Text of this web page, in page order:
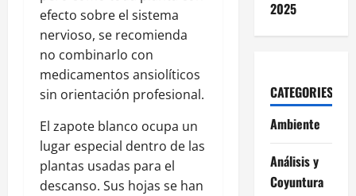
efecto sobre el sistema
nervioso, se recomienda
no combinarlo con
medicamentos ansiolíticos
sin orientación profesional.
El zapote blanco ocupa un
lugar especial dentro de las
plantas usadas para el
descanso. Sus hojas se han
2025
CATEGORIES
Ambiente
Análisis y
Coyuntura